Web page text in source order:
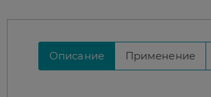
Описание Применение